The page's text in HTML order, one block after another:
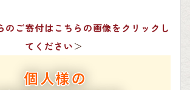
のご寄付はこちらの画像をクリックし
てください＞